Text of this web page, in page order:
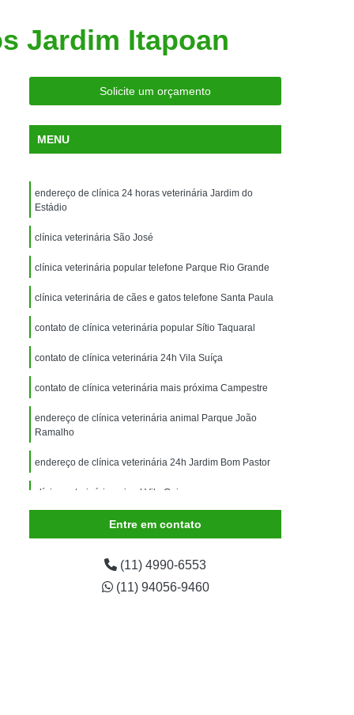
Clínica Veterinária São Caetano
para Silvestres
para Animais Silvestres
Consulta para Animais Silvestres
Santo André
Consulta para Animal Silvestre
Veterinária para Animais Silvestres
Exame de Eletrocardiograma Veterinário
Exame de Imagem para Animais
Exame de Radiologia para Animais
Exame de Sangue para Animais
Exame para Animais São Caetano
Animal
Internação de Animais
para Cachorro
Internação Veterinária São Caetano
Limpeza de Tártaro para Cães
Cachorro
Jardim Itapoan
Solicite um orçamento
MENU
endereço de clínica 24 horas veterinária Jardim do
Estádio
clínica veterinária São José
clínica veterinária popular telefone Parque Rio Grande
clínica veterinária de cães e gatos telefone Santa Paula
contato de clínica veterinária popular Sítio Taquaral
contato de clínica veterinária 24h Vila Suíça
contato de clínica veterinária mais próxima Campestre
endereço de clínica veterinária animal Parque João
Ramalho
endereço de clínica veterinária 24h Jardim Bom Pastor
clínica veterinária animal Vila Guiomar
Entre em contato
(11) 4990-6553
(11) 94056-9460